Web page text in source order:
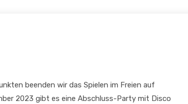
beenden wir das Spielen im Freien auf
2023 gibt es eine Abschluss-Party mit Disco